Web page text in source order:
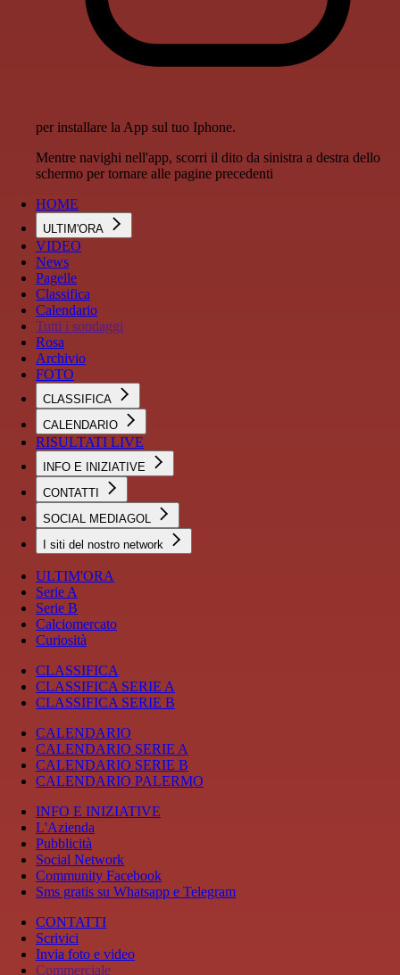
per installare la App sul tuo Iphone.
Mentre navighi nell'app, scorri il dito da sinistra a destra dello
schermo per tornare alle pagine precedenti
HOME
ULTIM'ORA
VIDEO
News
Pagelle
Classifica
Calendario
Tutti i sondaggi
Rosa
Archivio
FOTO
CLASSIFICA
CALENDARIO
RISULTATI LIVE
INFO E INIZIATIVE
CONTATTI
SOCIAL MEDIAGOL
I siti del nostro network
ULTIM'ORA
Serie A
Serie B
Calciomercato
Curiosità
CLASSIFICA
CLASSIFICA SERIE A
CLASSIFICA SERIE B
CALENDARIO
CALENDARIO SERIE A
CALENDARIO SERIE B
CALENDARIO PALERMO
INFO E INIZIATIVE
L'Azienda
Pubblicità
Social Network
Community Facebook
Sms gratis su Whatsapp e Telegram
CONTATTI
Scrivici
Invia foto e video
Commerciale